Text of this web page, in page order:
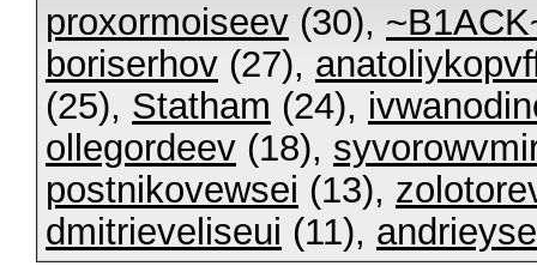
proxormoiseev (30),
boriserhov (27),
(25), Statham (24),
ollegordeev (18),
postnikovewsei (13),
dmitrieveliseui (11),